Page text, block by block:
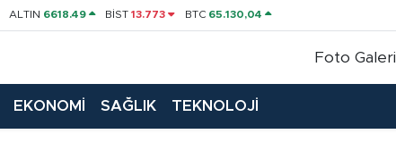
ALTIN 6618.49 BİST13.773 BTC 65.130,04
Foto Galeri
EKONOMİ SAĞLIK TEKNOLOJİ